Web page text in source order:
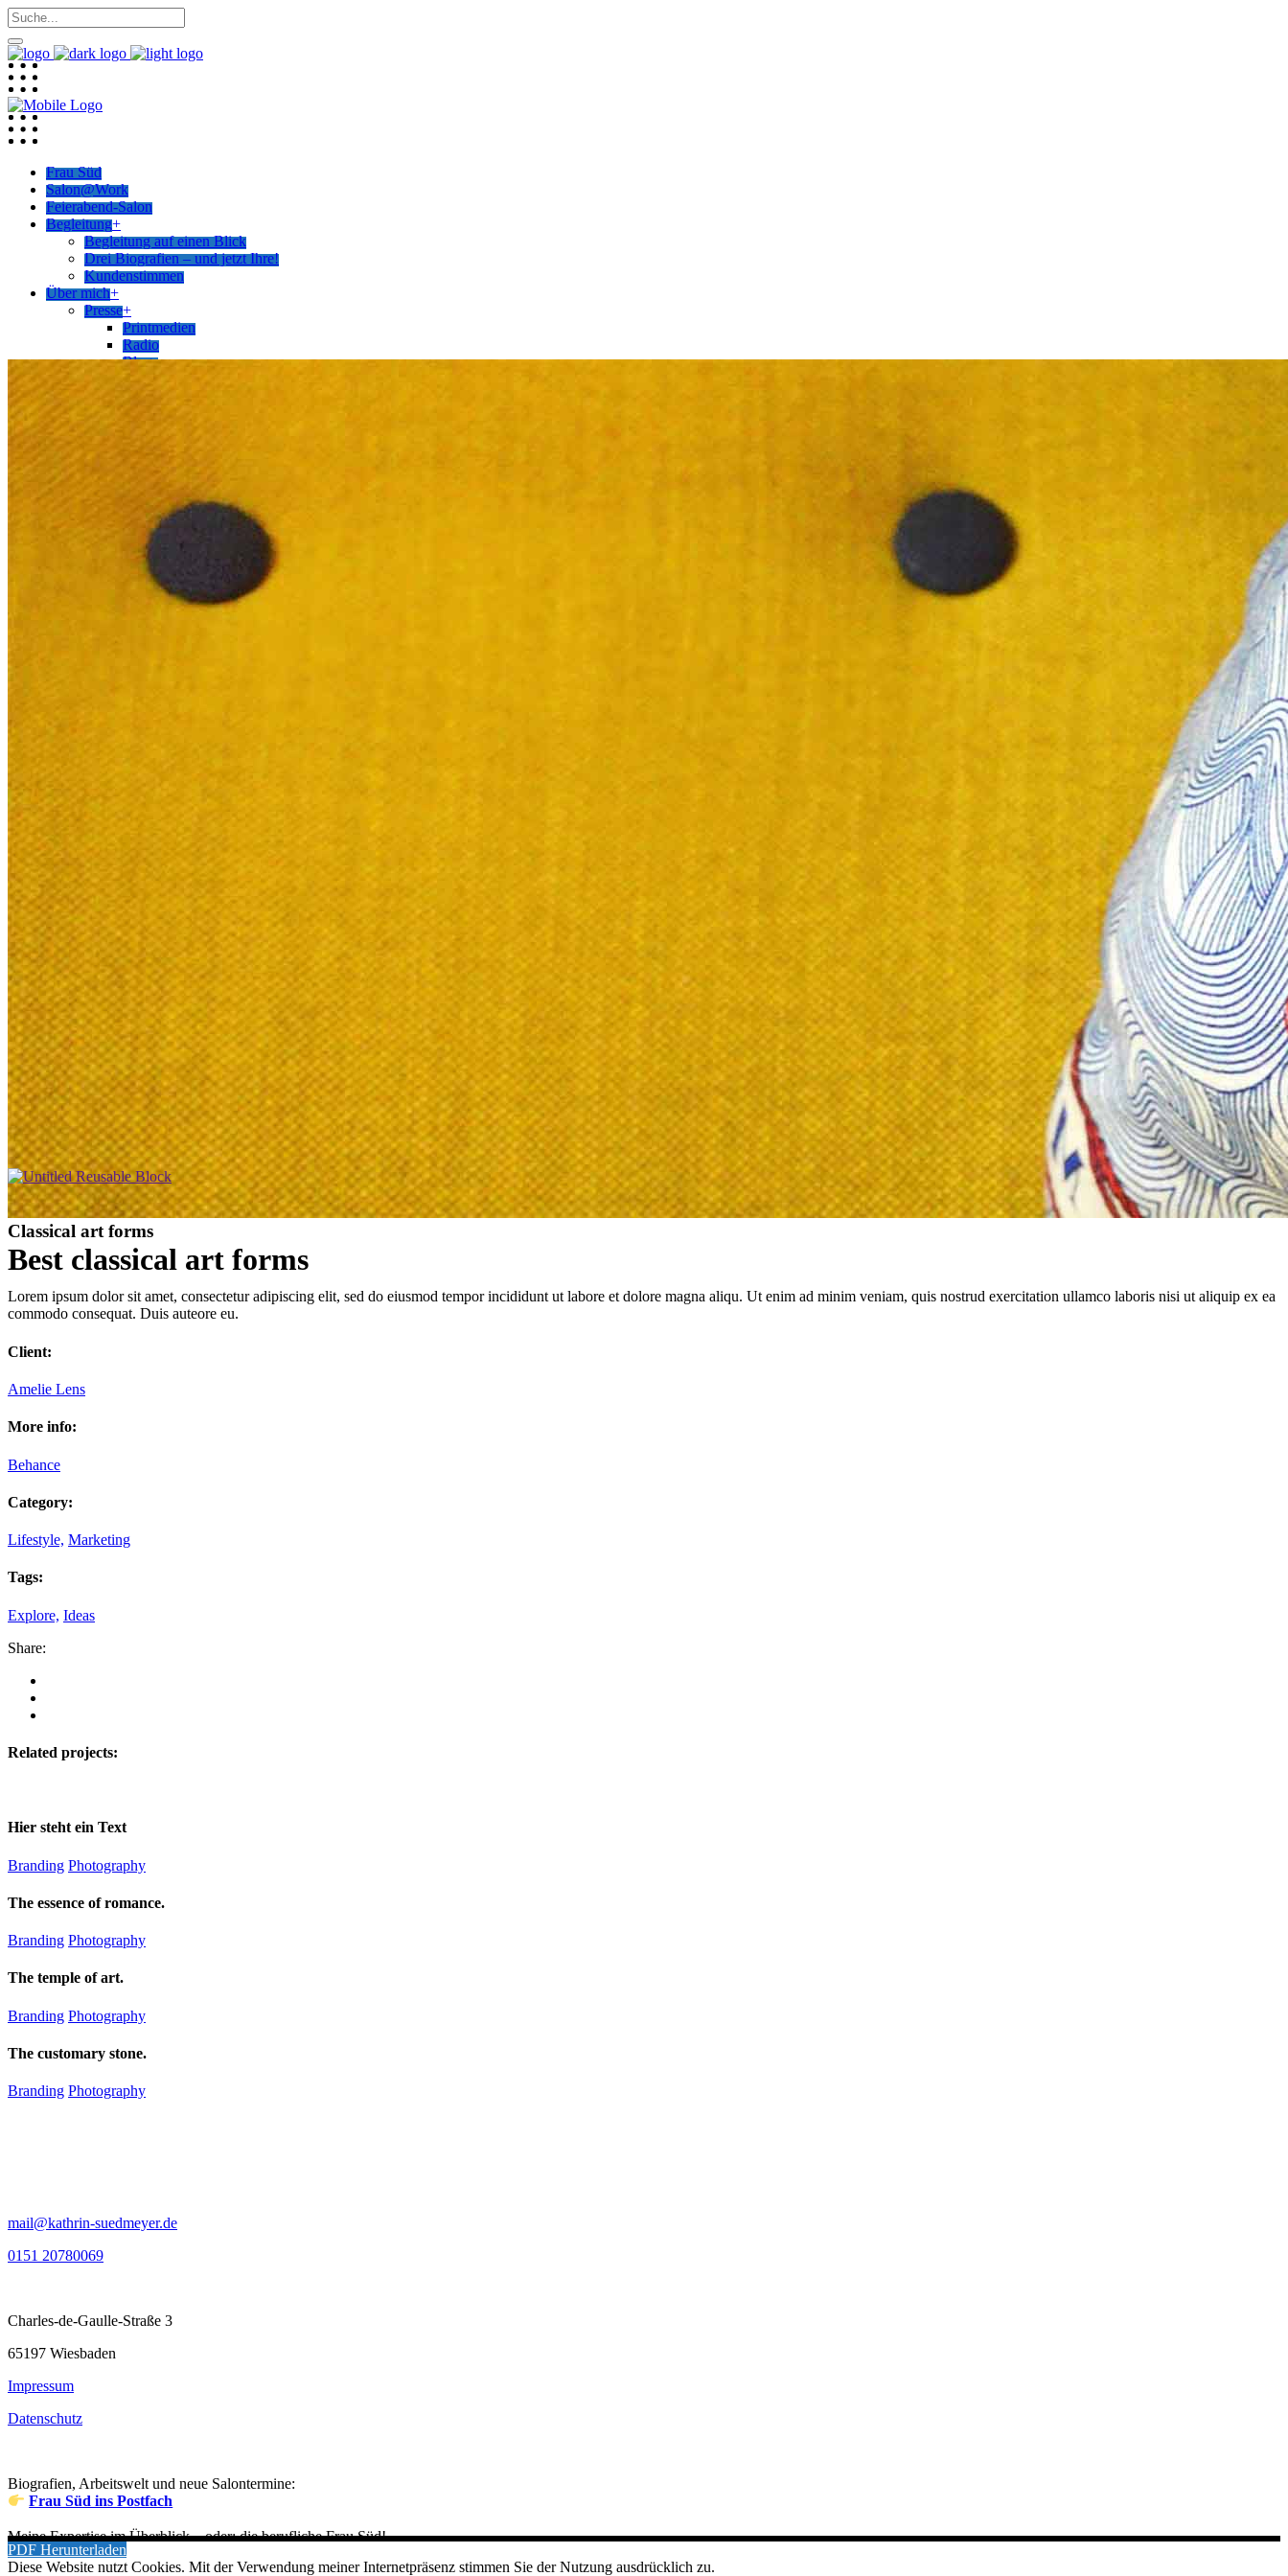
Frau Süd
Salon@Work
Feierabend-Salon
Begleitung+
Begleitung auf einen Blick
Drei Biografien – und jetzt Ihre!
Kundenstimmen
Über mich+
Presse+
Printmedien
Radio
Blogs
Podcast
Blog
Shop
Kontakt
Best classical art forms
Classical art forms
Lorem ipsum dolor sit amet, consectetur adipiscing elit, sed do eiusmod tempor incididunt ut labore et dolore magna aliqu. Ut enim ad minim veniam, quis nostrud exercitation ullamco laboris nisi ut aliquip ex ea
commodo consequat. Duis auteore eu.
Client:
Amelie Lens
More info:
Behance
Category:
Lifestyle, Marketing
Tags:
Explore, Ideas
Share:
Related projects:
Hier steht ein Text
Branding Photography
The essence of romance.
Branding Photography
The temple of art.
Branding Photography
The customary stone.
Branding Photography
mail@kathrin-suedmeyer.de
0151 20780069
Charles-de-Gaulle-Straße 3
65197 Wiesbaden
Impressum
Datenschutz
Biografien, Arbeitswelt und neue Salontermine:
Frau Süd ins Postfach
Meine Expertise im Überblick – oder: die berufliche Frau Süd!
PDF Herunterladen
Diese Website nutzt Cookies. Mit der Verwendung meiner Internetpräsenz stimmen Sie der Nutzung ausdrücklich zu.